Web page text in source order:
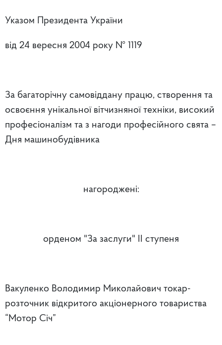
Указом Президента України
від 24 вересня 2004 року № 1119
За багаторічну самовіддану працю, створення та
освоєння унікальної вітчизняної техніки, високий
професіоналізм та з нагоди професійного свята –
Дня машинобудівника
нагороджені:
орденом "За заслуги" II ступеня
Вакуленко Володимир Миколайович токар-
розточник відкритого акціонерного товариства
“Мотор Січ”